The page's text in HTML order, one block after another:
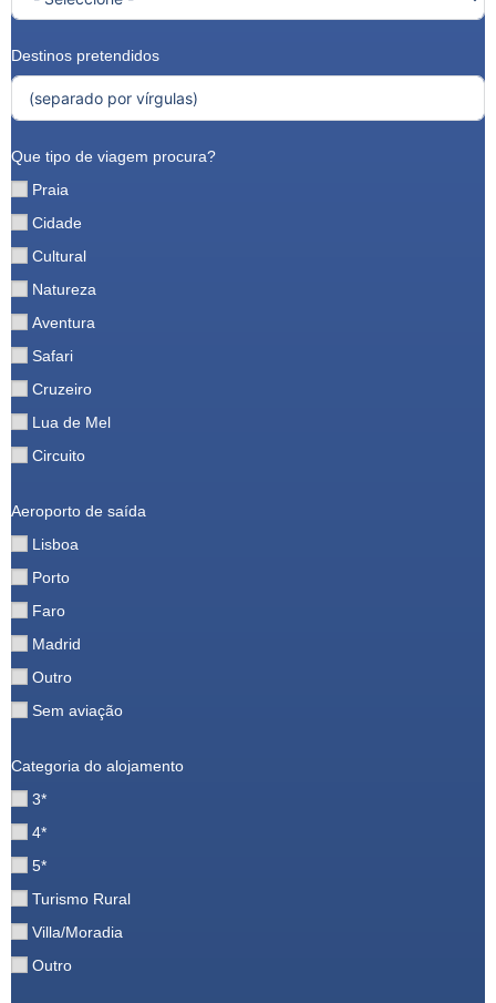
Destinos pretendidos
Que tipo de viagem procura?
Praia
Cidade
Cultural
Natureza
Aventura
Safari
Cruzeiro
Lua de Mel
Circuito
Aeroporto de saída
Lisboa
Porto
Faro
Madrid
Outro
Sem aviação
Categoria do alojamento
3*
4*
5*
Turismo Rural
Villa/Moradia
Outro